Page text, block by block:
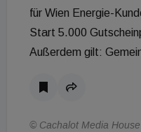
für Wien Energie-
Start 5.000
Außerdem gilt:
© Cachalot Media